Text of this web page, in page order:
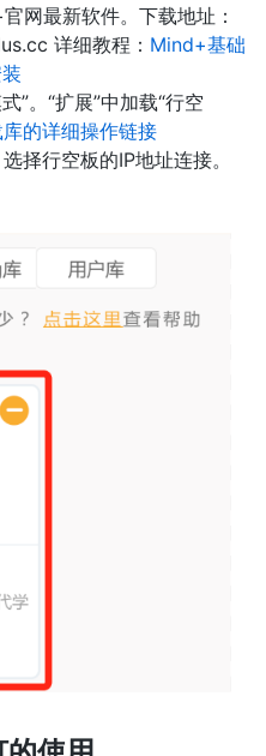
网最新软件。下载地址：
详细教程： Mind+基础
”。“扩展”中加载“行空
的详细操作链接
择行空板的IP地址连接。